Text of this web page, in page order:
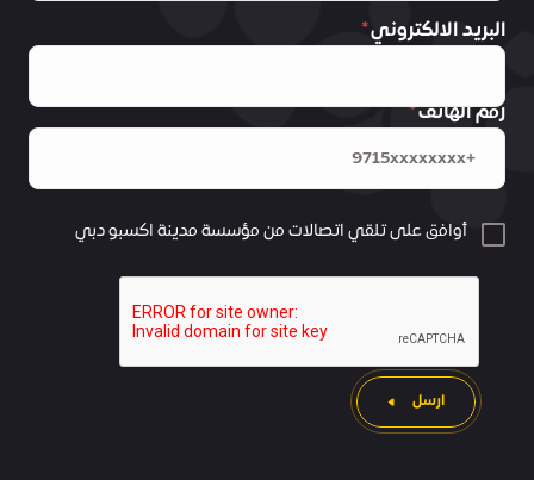
البريد الالكتروني
رقم الهاتف
أوافق على تلقي اتصالات من مؤسسة مدينة اكسبو دبي
ارسل